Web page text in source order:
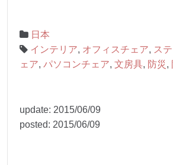
日本
インテリア, オフィスチェア, ス
ェア, パソコンチェア, 文房具, 防災 ,
update: 2015/06/09
posted: 2015/06/09